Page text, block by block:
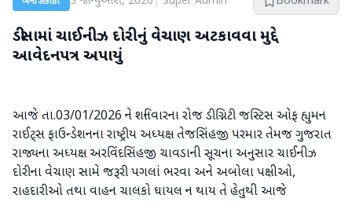
ડીસામાં ચાઈનીઝ દોરીનું વેચાણ અટકાવવા મુદ્દે
આવેદનપત્ર અપાયું
આજે તા.03/01/2026 ને શનિવારના રોજ ડીગ્નિટી જસ્ટિસ ઓફ હ્યુમન
રાઈટ્સ ફાઉન્ડેશનના રાષ્ટ્રીય અધ્યક્ષ તેજસિંહજી પરમાર તેમજ ગુજરાત
રાજ્યના અધ્યક્ષ અરવિંદસિંહજી ચાવડાની સૂચના અનુસાર ચાઈનીઝ
દોરીના વેચાણ સામે જરૂરી પગલાં ભરવા અને અબોલા પક્ષીઓ,
રાહદારીઓ તથા વાહન ચાલકો ઘાયલ ન થાય તે હેતુથી આજે